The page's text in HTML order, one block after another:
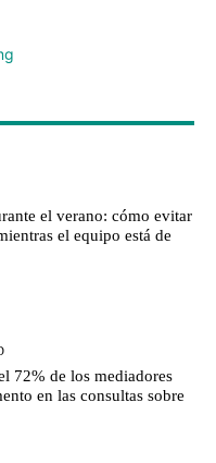
el verano: cómo evitar
el equipo está de
72% de los mediadores
en las consultas sobre